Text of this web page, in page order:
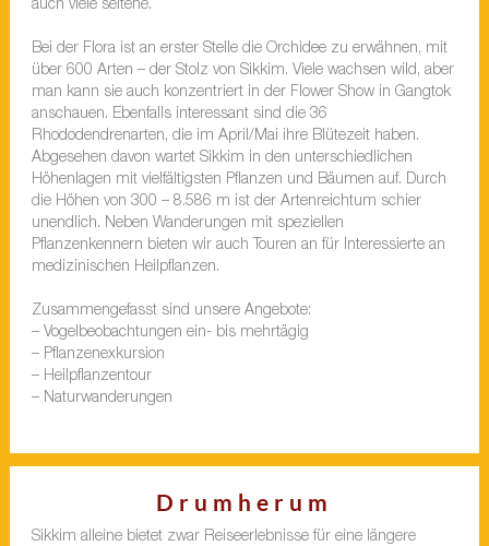
auch viele seltene.
Bei der Flora ist an erster Stelle die Orchidee zu erwähnen, mit
über 600 Arten – der Stolz von Sikkim. Viele wachsen wild, aber
man kann sie auch konzentriert in der Flower Show in Gangtok
anschauen. Ebenfalls interessant sind die 36
Rhododendrenarten, die im April/Mai ihre Blütezeit haben.
Abgesehen davon wartet Sikkim in den unterschiedlichen
Höhenlagen mit vielfältigsten Pflanzen und Bäumen auf. Durch
die Höhen von 300 – 8.586 m ist der Artenreichtum schier
unendlich. Neben Wanderungen mit speziellen
Pflanzenkennern bieten wir auch Touren an für Interessierte an
medizinischen Heilpflanzen.
Zusammengefasst sind unsere Angebote:
– Vogelbeobachtungen ein- bis mehrtägig
– Pflanzenexkursion
– Heilpflanzentour
– Naturwanderungen
Drumherum
Sikkim alleine bietet zwar Reiseerlebnisse für eine längere